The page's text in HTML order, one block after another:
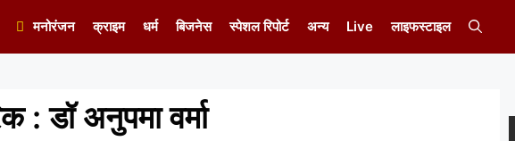
मनोरंजन क्राइम धर्म बिजनेस स्पेशल रिपोर्ट अन्य Live लाइफस्टाइल
: डॉ अनुपमा वर्मा